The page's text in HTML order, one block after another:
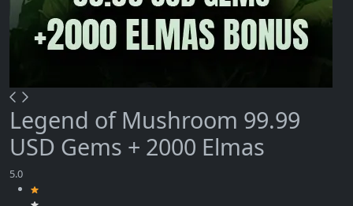
Legend of Mushroom 99.99
USD Gems + 2000 Elmas